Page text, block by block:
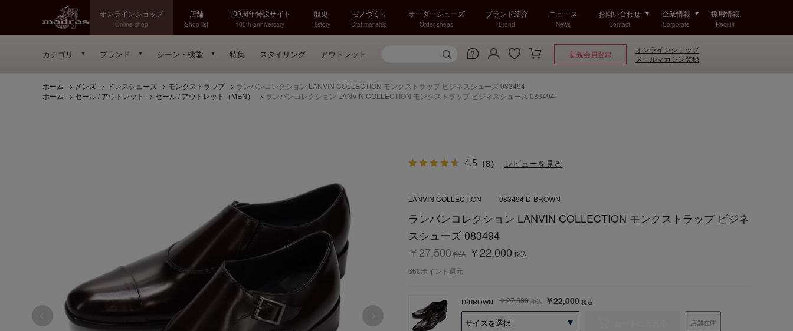
オンラインショップ
Online shop
店舗
Shop list
100周年特設サイト
100th anniversary
歴史
History
モノづくり
Craftmanship
オーダーシューズ
Order shoes
ブランド紹介
Brand
ニュース
News
お問い合わせ
Contact
企業情報
Corporate
採用情報
Recruit
カテゴリ ブランド シーン・機能 特集 スタイリング アウトレット 新規会員登録
オンラインショップ
メールマガジン登録
ホーム > メンズ > ドレスシューズ > モンクストラップ > ランバンコレクション LANVIN COLLECTION モンクストラップ ビジネスシューズ 083494
ホーム
> セール / アウトレット > セール / アウトレット（MEN） > ランバンコレクション LANVIN COLLECTION モンクストラップ ビジネスシューズ 083494
4.5 （8） レビューを見る
ランバンコレクション LANVIN COLLECTION モンクストラップ ビジネ
スシューズ 083494
￥22,000 税込
￥27,500税込
D-BROWN ￥22,000 税込
￥27,500 税込
店舗在庫
LANVIN COLLECTION 083494 D-BROWN
660ポイント還元